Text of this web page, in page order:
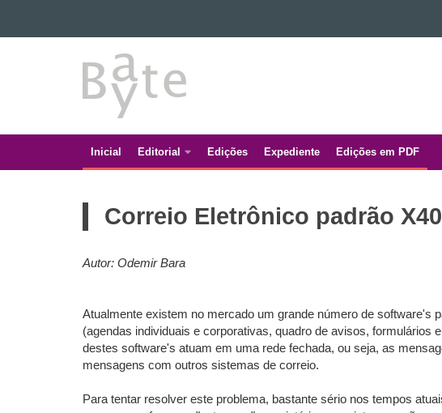
Ir para a navegação
Ir para a busca
BATE
BYTE
Navegação
Inicial Editorial Edições Expediente Edições em PDF
Correio Eletrônico padrão
Autor: Odemir Bara
Atualmente existem no mercado um grande número de software's
(agendas individuais e corporativas, quadro de avisos,
destes software's atuam em uma rede fechada, ou seja, as
mensagens com outros sistemas de correio.
Para tentar resolver este problema, bastante sério nos tempos